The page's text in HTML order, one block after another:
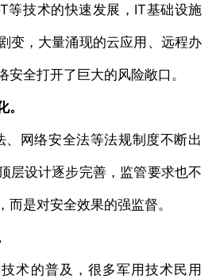
等技术的快速发展，IT基础设施
变，大量涌现的云应用、远程办
安全打开了巨大的风险敞口。
网络安全法等法规制度不断出
层设计逐步完善，监管要求也不
而是对安全效果的强监督。
术的普及，很多军用技术民用